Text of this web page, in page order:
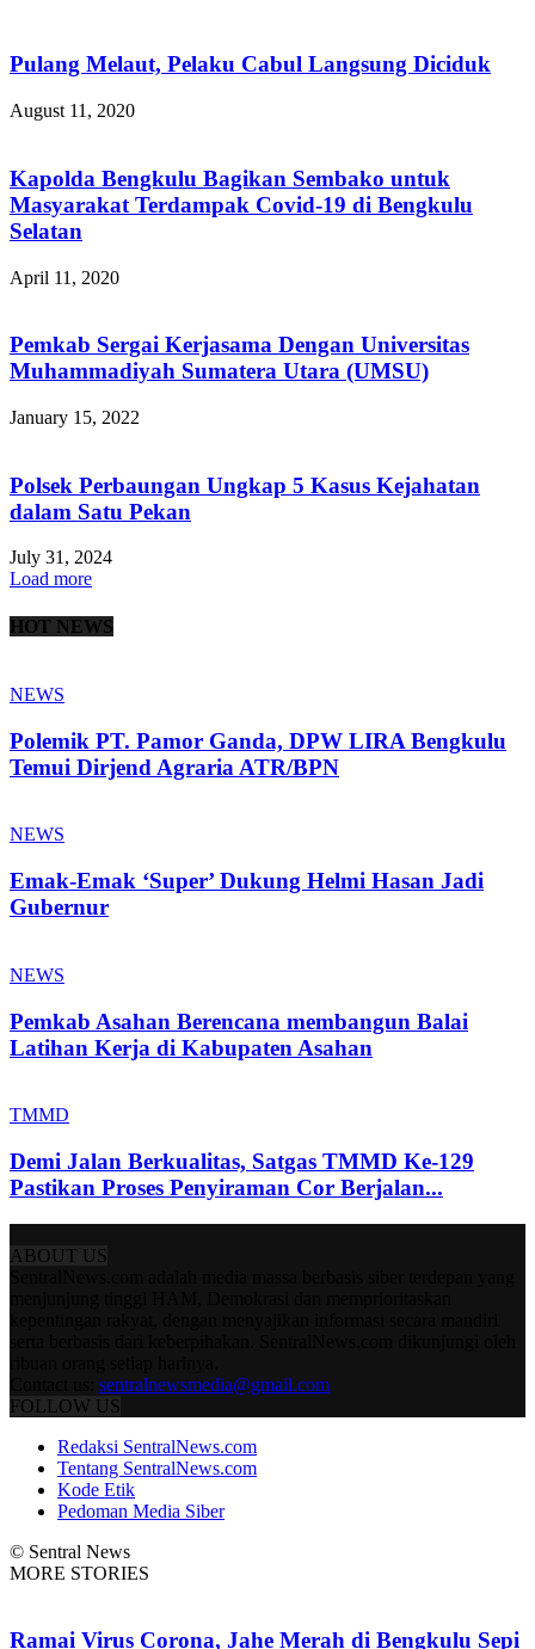
Pulang Melaut, Pelaku Cabul Langsung Diciduk
August 11, 2020
Kapolda Bengkulu Bagikan Sembako untuk
Masyarakat Terdampak Covid-19 di Bengkulu
Selatan
April 11, 2020
Pemkab Sergai Kerjasama Dengan Universitas
Muhammadiyah Sumatera Utara (UMSU)
January 15, 2022
Polsek Perbaungan Ungkap 5 Kasus Kejahatan
dalam Satu Pekan
July 31, 2024
Load more
HOT NEWS
NEWS
Polemik PT. Pamor Ganda, DPW LIRA Bengkulu
Temui Dirjend Agraria ATR/BPN
NEWS
Emak-Emak ‘Super’ Dukung Helmi Hasan Jadi
Gubernur
NEWS
Pemkab Asahan Berencana membangun Balai
Latihan Kerja di Kabupaten Asahan
TMMD
Demi Jalan Berkualitas, Satgas TMMD Ke-129
Pastikan Proses Penyiraman Cor Berjalan...
ABOUT US
sentralnewsmedia@gmail.com
FOLLOW US
Redaksi SentralNews.com
Tentang SentralNews.com
Kode Etik
Pedoman Media Siber
© Sentral News
MORE STORIES
Ramai Virus Corona, Jahe Merah di Bengkulu Sepi